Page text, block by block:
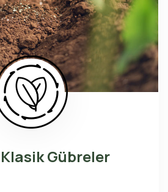
Gübreler